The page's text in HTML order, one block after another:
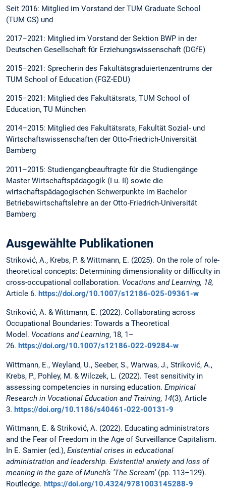
Seit 2016: Mitglied im Vorstand der TUM Graduate School
(TUM GS) und
2017–2021: Mitglied im Vorstand der Sektion BWP in der
Deutschen Gesellschaft für Erziehungswissenschaft (DGfE)
2015–2021: Sprecherin des Fakultätsgraduiertenzentrums der
TUM School of Education (FGZ-EDU)
2015–2021: Mitglied des Fakultätsrats, TUM School of
Education, TU München
2014–2015: Mitglied des Fakultätsrats, Fakultät Sozial- und
Wirtschaftswissenschaften der Otto-Friedrich-Universität
Bamberg
2011–2015: Studiengangbeauftragte für die Studiengänge
Master Wirtschaftspädagogik (I u. II) sowie die
wirtschaftspädagogischen Schwerpunkte im Bachelor
Betriebswirtschaftslehre an der Otto-Friedrich-Universität
Bamberg
Ausgewählte Publikationen
Striković, A., Krebs, P. & Wittmann, E. (2025). On the role of role-
theoretical concepts: Determining dimensionality or difficulty in
cross-occupational collaboration. Vocations and Learning, 18,
Article 6. https://doi.org/10.1007/s12186-025-09361-w
Striković, A. & Wittmann, E. (2022). Collaborating across
Occupational Boundaries: Towards a Theoretical
Model. Vocations and Learning, 18, 1–
26. https://doi.org/10.1007/s12186-022-09284-w
Wittmann, E., Weyland, U., Seeber, S., Warwas, J., Striković, A.,
Krebs, P., Pohley, M. & Wilczek, L. (2022). Test sensitivity in
assessing competencies in nursing education. Empirical
Research in Vocational Education and Training, 14(3), Article
3. https://doi.org/10.1186/s40461-022-00131-9
Wittmann, E. & Striković, A. (2022). Educating administrators
and the Fear of Freedom in the Age of Surveillance Capitalism.
In E. Samier (ed.), Existential crises in educational
administration and leadership. Existential anxiety and loss of
meaning in the gaze of Munch’s ’The Scream’ (pp. 113–129).
Routledge. https://doi.org/10.4324/9781003145288-9